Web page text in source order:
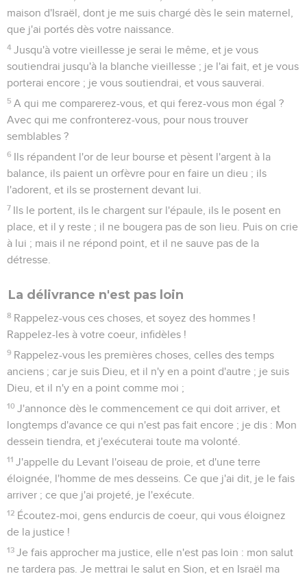
maison d'Israël, dont je me suis chargé dès le sein maternel,
que j'ai portés dès votre naissance.
4 Jusqu'à votre vieillesse je serai le même, et je vous
soutiendrai jusqu'à la blanche vieillesse ; je l'ai fait, et je vous
porterai encore ; je vous soutiendrai, et vous sauverai.
5 A qui me comparerez-vous, et qui ferez-vous mon égal ?
Avec qui me confronterez-vous, pour nous trouver
semblables ?
6 Ils répandent l'or de leur bourse et pèsent l'argent à la
balance, ils paient un orfèvre pour en faire un dieu ; ils
l'adorent, et ils se prosternent devant lui.
7 Ils le portent, ils le chargent sur l'épaule, ils le posent en
place, et il y reste ; il ne bougera pas de son lieu. Puis on crie
à lui ; mais il ne répond point, et il ne sauve pas de la
détresse.
La délivrance n'est pas loin
8 Rappelez-vous ces choses, et soyez des hommes !
Rappelez-les à votre coeur, infidèles !
9 Rappelez-vous les premières choses, celles des temps
anciens ; car je suis Dieu, et il n'y en a point d'autre ; je suis
Dieu, et il n'y en a point comme moi ;
10 J'annonce dès le commencement ce qui doit arriver, et
longtemps d'avance ce qui n'est pas fait encore ; je dis : Mon
dessein tiendra, et j'exécuterai toute ma volonté.
11 J'appelle du Levant l'oiseau de proie, et d'une terre
éloignée, l'homme de mes desseins. Ce que j'ai dit, je le fais
arriver ; ce que j'ai projeté, je l'exécute.
12 Écoutez-moi, gens endurcis de coeur, qui vous éloignez
de la justice !
13 Je fais approcher ma justice, elle n'est pas loin : mon salut
ne tardera pas. Je mettrai le salut en Sion, et en Israël ma